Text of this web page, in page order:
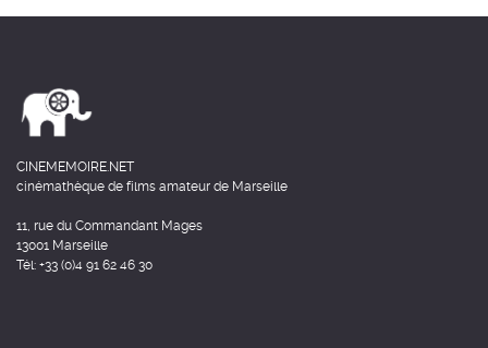
CINEMEMOIRE.NET
cinémathèque de films amateur de Marseille
11, rue du Commandant Mages
13001 Marseille
Tél: +33 (0)4 91 62 46 30